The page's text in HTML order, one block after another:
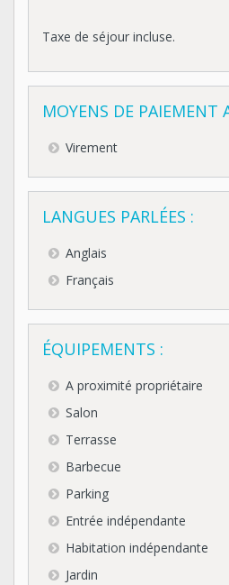
Taxe de séjour incluse.
MOYENS DE PAIEMENT
Virement
LANGUES PARLÉES :
Anglais
Français
ÉQUIPEMENTS :
A proximité propriétaire
Salon
Terrasse
Barbecue
Parking
Entrée indépendante
Habitation indépendante
Jardin